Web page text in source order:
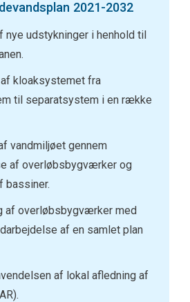
2021-2032
nye udstykninger i henhold til
kloaksystemet fra
til separatsystem i en række
vandmiljøet gennem
af overløbsbygværker og
bassiner.
af overløbsbygværker med
af en samlet plan
af lokal afledning af